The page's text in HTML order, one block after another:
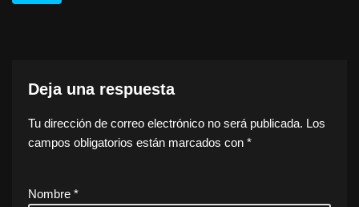
Deja una respuesta
Tu dirección de correo electrónico no será publicada. Los
campos obligatorios están marcados con *
Nombre *